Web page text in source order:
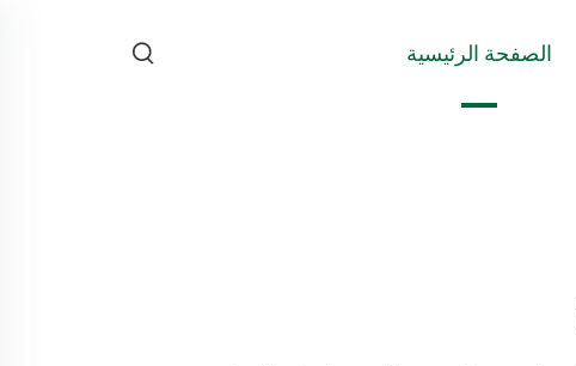
الصفحة الرئيسية